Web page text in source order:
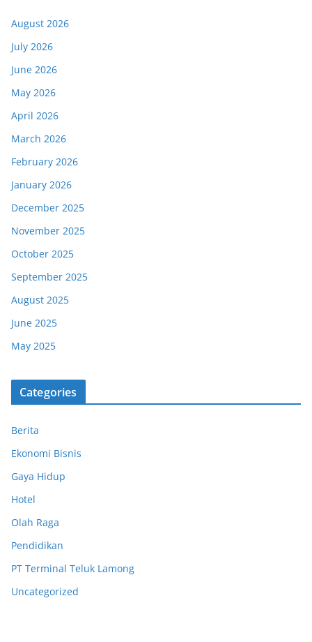
August 2026
July 2026
June 2026
May 2026
April 2026
March 2026
February 2026
January 2026
December 2025
November 2025
October 2025
September 2025
August 2025
June 2025
May 2025
Categories
Berita
Ekonomi Bisnis
Gaya Hidup
Hotel
Olah Raga
Pendidikan
PT Terminal Teluk Lamong
Uncategorized